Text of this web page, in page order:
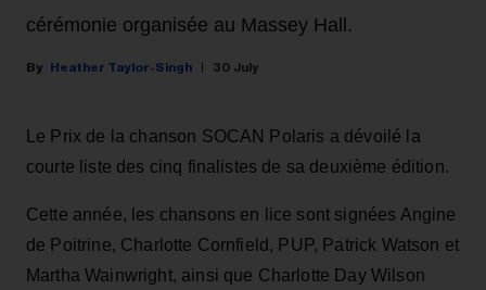
cérémonie organisée au Massey Hall.
Heather Taylor-Singh 30 July
Le Prix de la chanson SOCAN Polaris a dévoilé la
courte liste des cinq finalistes de sa deuxième édition.
Cette année, les chansons en lice sont signées Angine
de Poitrine, Charlotte Cornfield, PUP, Patrick Watson et
Martha Wainwright, ainsi que Charlotte Day Wilson